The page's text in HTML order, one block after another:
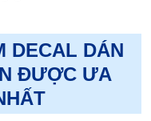
DECAL DÁN
ĐƯỢC ƯA